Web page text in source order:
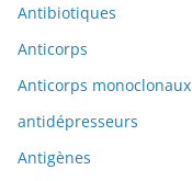
Antibiotiques
Anticorps
Anticorps monoclonaux
antidépresseurs
Antigènes